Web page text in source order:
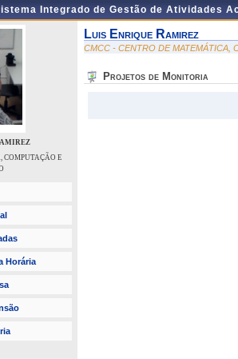
Integrado de Gestão de Atividades
COMPUTAÇÃO E
Horária
Luis Enrique Ramirez
CMCC - CENTRO DE MATEMÁTICA,
Projetos de Monitoria